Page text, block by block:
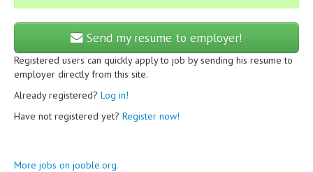
Send my resume to employer!
Registered users can quickly apply to job by sending his resume to
employer directly from this site.
Already registered? Log in!
Have not registered yet? Register now!
More jobs on jooble.org